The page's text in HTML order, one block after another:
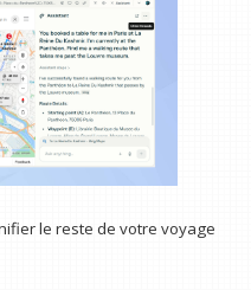
le reste de votre voyage